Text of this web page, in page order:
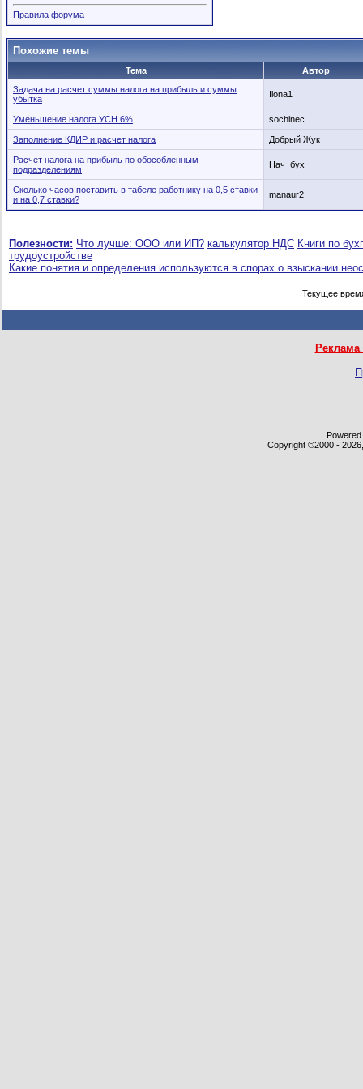
Правила форума
Похожие темы
Тема
Автор
Задача на расчет суммы налога на прибыль и суммы
убытка
Ilona1
Уменьшение налога УСН 6% sochinec
Заполнение КДИР и расчет налога Добрый Жук
Расчет налога на прибыль по обособленным
подразделениям
Нач_бух
Сколько часов поставить в табеле работнику на 0,5 ставки
и на 0,7 ставки?
manaur2
Полезности: Что лучше: ООО или ИП? калькулятор НДС Книги по
трудоустройстве
Какие понятия и определения используются в спорах о взыскании
Текущее
Copyright ©2000 -